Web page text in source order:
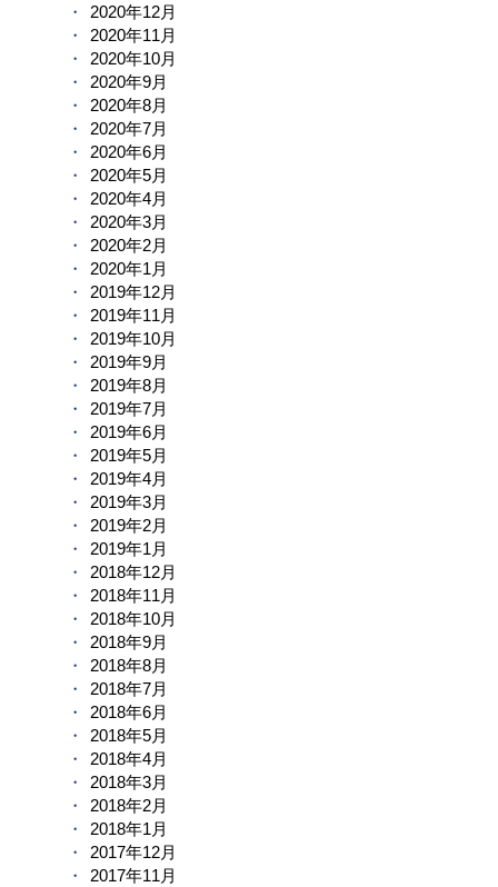
2020年12月
2020年11月
2020年10月
2020年9月
2020年8月
2020年7月
2020年6月
2020年5月
2020年4月
2020年3月
2020年2月
2020年1月
2019年12月
2019年11月
2019年10月
2019年9月
2019年8月
2019年7月
2019年6月
2019年5月
2019年4月
2019年3月
2019年2月
2019年1月
2018年12月
2018年11月
2018年10月
2018年9月
2018年8月
2018年7月
2018年6月
2018年5月
2018年4月
2018年3月
2018年2月
2018年1月
2017年12月
2017年11月